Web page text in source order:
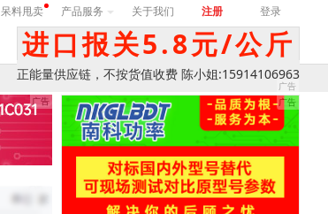
呆料甩卖 产品服务 关于我们 注册 登录
进口报关5.8元/公斤
正能量供应链，不按货值收费 陈小姐:15914106963